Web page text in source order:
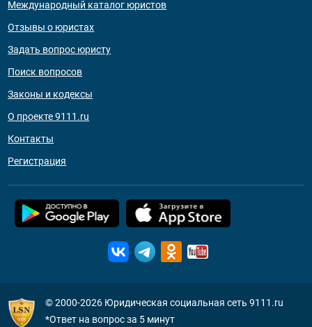
Международный каталог юристов
Отзывы о юристах
Задать вопрос юристу
Поиск вопросов
Законы и кодексы
О проекте 9111.ru
Контакты
Регистрация
© 2000-2026 Юридическая социальная сеть 9111.ru
*Ответ на вопрос за 5 минут